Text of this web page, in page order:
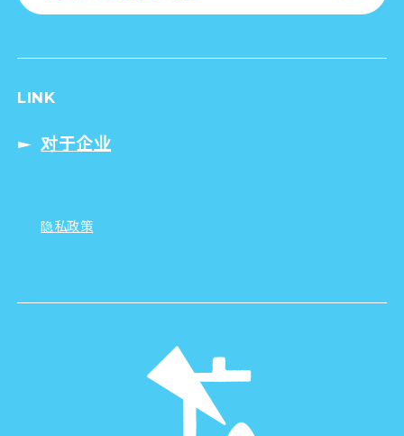
LINK
对于企业
隐私政策